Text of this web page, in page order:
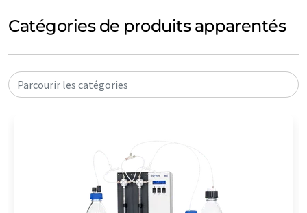
Catégories de produits apparentés
Parcourir les catégories